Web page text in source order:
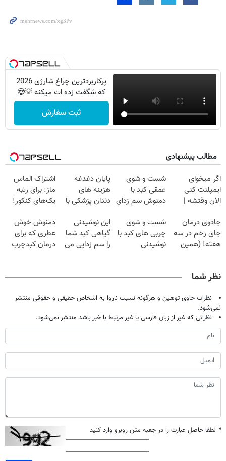
پرکاربردترین چراغ شارژی 2026
که شگفت زده ات میکنه 💡😍
ثبت سفارش
مطالب پیشنهادی
اگر میخوای
ایمپلنت کنی
الان وقتشه |
میلیون تومان!!!
شست و شوی
عمقی کبد با
دمنوش سم زدای
پایان دغدغه
هزینه های
دندان پزشکی با
خانگی
اشتراک الماس
ماز: برای رتبه
یک‌های کنکور!
جادوی درمان
جای زخم در سه
هفته! (همین
شست و شوی
چربی های کبد با
نوشیدنی
این نوشیدنی
گیاهی کبد شما
را سم زدایی می
دمنوش خوش
عطری که برای
درمان کبدچرب
نظر شما
نظرات حاوی توهین و هرگونه نسبت ناروا به اشخاص حقیقی و حقوقی منتشر
نمی‌شود.
نظراتی که غیر از زبان فارسی یا غیر مرتبط با خبر باشد منتشر نمی‌شود.
* لطفا حاصل عبارت را در جعبه متن روبرو وارد کنید